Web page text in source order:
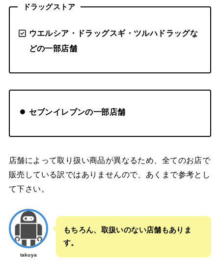
ドラッグストア
ウエルシア・ドラッグスギ・ツルハドラッグな
どの一部店舗
セブンイレブンの一部店舗
店舗によって取り扱い商品が異なるため、全てのお店で
販売している訳ではありませんので、あくまで参考とし
て下さい。
takuya
もちろん、取扱いのない店舗もありま
す。